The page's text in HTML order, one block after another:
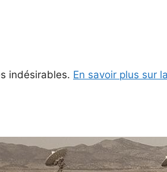
indésirables. En savoir plus sur